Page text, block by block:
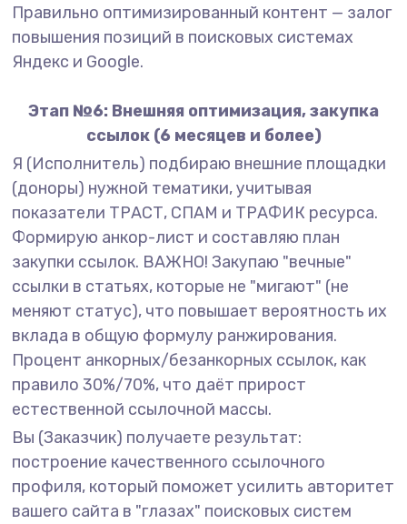
Правильно оптимизированный контент — залог
повышения позиций в поисковых системах
Яндекс и Google.
Этап №6: Внешняя оптимизация, закупка
ссылок (6 месяцев и более)
Я (Исполнитель) подбираю внешние площадки
(доноры) нужной тематики, учитывая
показатели ТРАСТ, СПАМ и ТРАФИК ресурса.
Формирую анкор-лист и составляю план
закупки ссылок. ВАЖНО! Закупаю "вечные"
ссылки в статьях, которые не "мигают" (не
меняют статус), что повышает вероятность их
вклада в общую формулу ранжирования.
Процент анкорных/безанкорных ссылок, как
правило 30%/70%, что даёт прирост
естественной ссылочной массы.
Вы (Заказчик) получаете результат:
построение качественного ссылочного
профиля, который поможет усилить авторитет
вашего сайта в "глазах" поисковых систем